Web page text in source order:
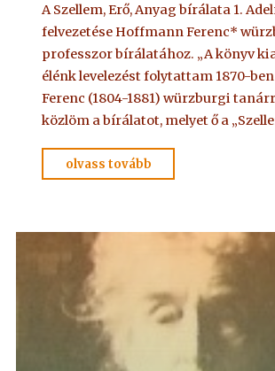
A Szellem, Erő, Anyag bírálata 1.
felvezetése Hoffmann Ferenc*
professzor bírálatához. „A könyv
élénk levelezést folytattam 1870-
Ferenc (1804-1881) würzburgi
közlöm a bírálatot, melyet ő a
olvass tovább
Ferenc:
Szellem,
bírálata
1."